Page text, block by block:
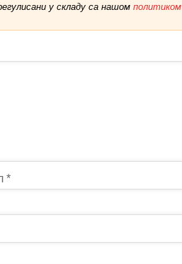
у складу са нашом политиком
*